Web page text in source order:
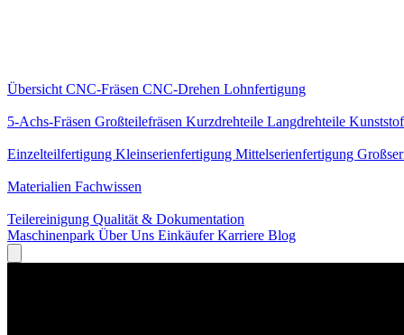
Übersicht CNC-Fräsen CNC-Drehen Lohnfertigung
5-Achs-Fräsen Großteilefräsen Kurzdrehteile Langdrehteile
Einzelteilfertigung Kleinserienfertigung Mittelserienfertigung
Materialien Fachwissen
Teilereinigung Qualität & Dokumentation
Maschinenpark Über Uns EinkäuferKarriere Blog